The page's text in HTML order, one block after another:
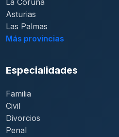
La Coruña
Asturias
Las Palmas
Más provincias
Especialidades
Familia
Civil
Divorcios
Penal